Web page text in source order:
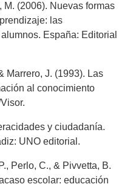
M. (2006). Nuevas formas
las
España: Editorial
Marrero, J. (1993). Las
al conocimiento
y ciudadanía.
UNO editorial.
Perlo, C., & Pivvetta, B.
escolar: educación